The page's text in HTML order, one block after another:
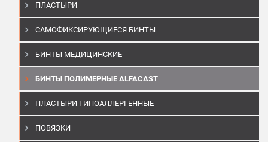
ПЛАСТЫРИ
САМОФИКСИРУЮЩИЕСЯ БИНТЫ
БИНТЫ МЕДИЦИНСКИЕ
БИНТЫ ПОЛИМЕРНЫЕ ALFACAST
ПЛАСТЫРИ ГИПОАЛЛЕРГЕННЫЕ
ПОВЯЗКИ